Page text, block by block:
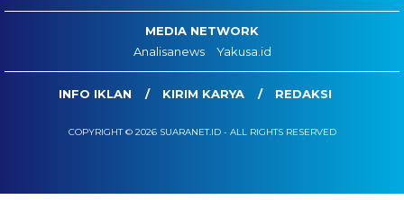
MEDIA NETWORK
Analisanews
Yakusa.id
INFO IKLAN KIRIM KARYA REDAKSI
COPYRIGHT © 2026 SUARANET.ID - ALL RIGHTS RESERVED